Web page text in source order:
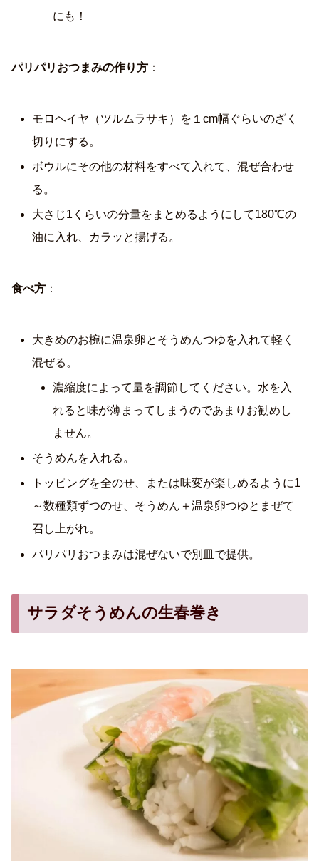
にも！
パリパリおつまみの作り方 ：
モロヘイヤ（ツルムラサキ）を１cm幅ぐらいのざく
切りにする。
ボウルにその他の材料をすべて入れて、混ぜ合わせ
る。
大さじ1くらいの分量をまとめるようにして180℃の
油に入れ、カラッと揚げる。
食べ方 ：
大きめのお椀に温泉卵とそうめんつゆを入れて軽く
混ぜる。
濃縮度によって量を調節してください。水を入
れると味が薄まってしまうのであまりお勧めし
ません。
そうめんを入れる。
トッピングを全のせ、または味変が楽しめるように1
～数種類ずつのせ、そうめん＋温泉卵つゆとまぜて
召し上がれ。
パリパリおつまみは混ぜないで別皿で提供。
サラダそうめんの生春巻き